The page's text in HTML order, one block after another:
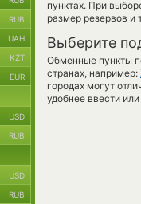
пунктах. При
размер резервов и
Выберите
Обменные пункты
странах, например:
городах могут
удобнее ввести
RUB
UAH
KZT
EUR
USD
RUB
USD
RUB